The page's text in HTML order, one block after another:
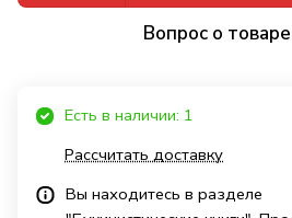
Вопрос о товаре
Есть в наличии: 1
Рассчитать доставку
Вы находитесь в разделе